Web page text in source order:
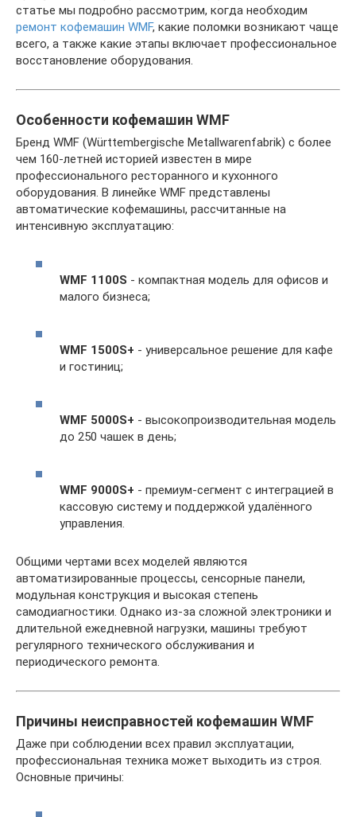
статье мы подробно рассмотрим, когда необходим
ремонт кофемашин WMF, какие поломки возникают чаще
всего, а также какие этапы включает профессиональное
восстановление оборудования.
Особенности кофемашин WMF
Бренд WMF (Württembergische Metallwarenfabrik) с более
чем 160-летней историей известен в мире
профессионального ресторанного и кухонного
оборудования. В линейке WMF представлены
автоматические кофемашины, рассчитанные на
интенсивную эксплуатацию:
WMF 1100S - компактная модель для офисов и
малого бизнеса;
WMF 1500S+ - универсальное решение для кафе
и гостиниц;
WMF 5000S+ - высокопроизводительная модель
до 250 чашек в день;
WMF 9000S+ - премиум-сегмент с интеграцией в
кассовую систему и поддержкой удалённого
управления.
Общими чертами всех моделей являются
автоматизированные процессы, сенсорные панели,
модульная конструкция и высокая степень
самодиагностики. Однако из-за сложной электроники и
длительной ежедневной нагрузки, машины требуют
регулярного технического обслуживания и
периодического ремонта.
Причины неисправностей кофемашин WMF
Даже при соблюдении всех правил эксплуатации,
профессиональная техника может выходить из строя.
Основные причины: